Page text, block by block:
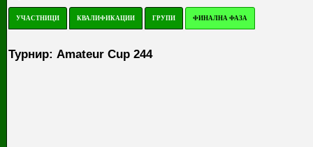
УЧАСТНИЦИ КВАЛИФИКАЦИИ ГРУПИ ФИНАЛНА ФАЗА
Турнир: Amateur Cup 244